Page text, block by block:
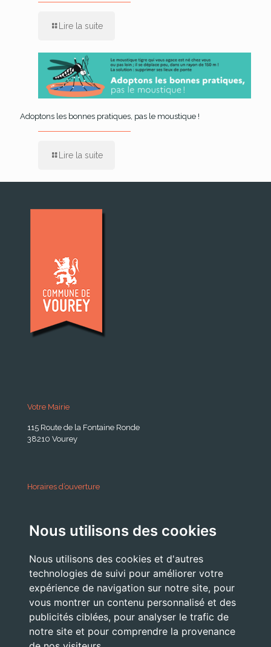
Nous utilisons des cookies
Nous utilisons des cookies et d'autres
technologies de suivi pour améliorer votre
expérience de navigation sur notre site, pour
vous montrer un contenu personnalisé et des
publicités ciblées, pour analyser le trafic de
notre site et pour comprendre la provenance
Lire la suite
Adoptons les bonnes pratiques, pas le moustique !
Lire la suite
Votre Mairie
115 Route de la Fontaine Ronde
38210 Vourey
Horaires d’ouverture
Lundi . Mardi : 10h 12h /16h 18h30
Jeudi . Vendredi : 13h30 / 17h
Nous Contacter
accueil@commune-vourey.fr